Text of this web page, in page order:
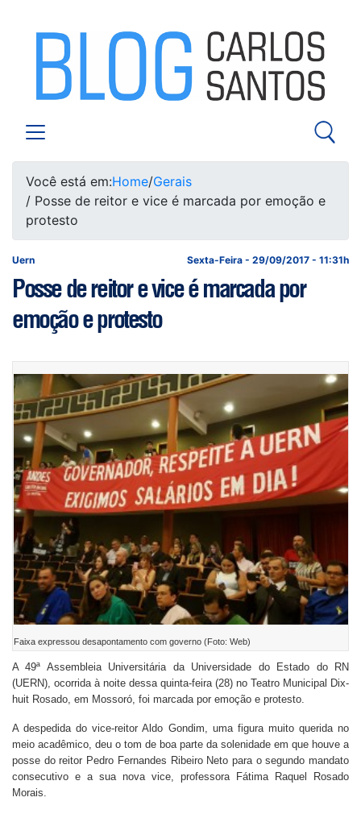
Você está em:Home/Gerais
/ Posse de reitor e vice é marcada por emoção e
protesto
Sexta-Feira - 29/09/2017 - 11:31h
Uern
Posse de reitor e vice é marcada por
emoção e protesto
Faixa expressou desapontamento com governo (Foto: Web)
A 49ª Assembleia Universitária da Universidade do Estado do RN
(UERN), ocorrida à noite dessa quinta-feira (28) no Teatro Municipal Dix-
huit Rosado, em Mossoró, foi marcada por emoção e protesto.
A despedida do vice-reitor Aldo Gondim, uma figura muito querida no
meio acadêmico, deu o tom de boa parte da solenidade em que houve a
posse do reitor Pedro Fernandes Ribeiro Neto para o segundo mandato
consecutivo e a sua nova vice, professora Fátima Raquel Rosado
Morais.